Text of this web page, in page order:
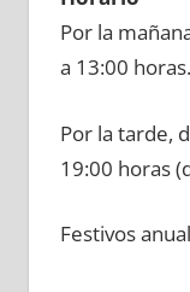
Por la
a 13:00 horas.
Por la tarde,
19:00 horas
Festivos